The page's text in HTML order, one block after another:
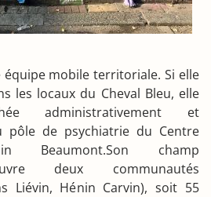
équipe mobile territoriale. Si elle
les locaux du Cheval Bleu, elle
administrativement et
pôle de psychiatrie du Centre
Beaumont.Son champ
deux communautés
Liévin, Hénin Carvin), soit 55